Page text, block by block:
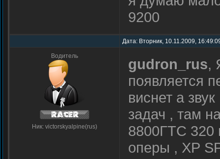
9200
Дата: Вторник, 10.11.2009,
Водитель
Ник: victorskyalpine(rus)
gudron_rus,
появляется
виснет а
задач , там
8800ГТС 320
оперы , ХР